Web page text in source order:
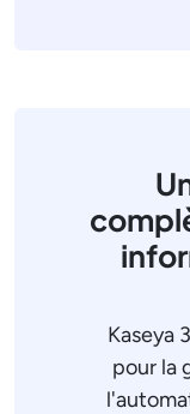
Kaseya
pour la